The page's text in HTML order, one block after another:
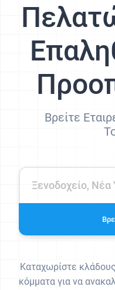
Βρείτε
Καταχωρίστε
κόμματα για να